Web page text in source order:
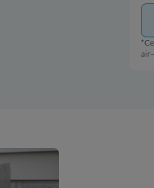
air-